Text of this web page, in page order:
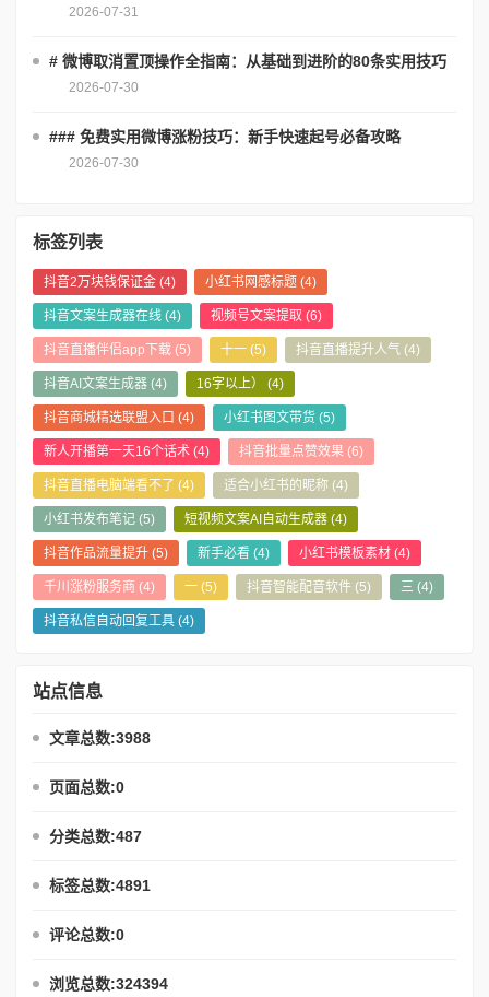
2026-07-31
# 微博取消置顶操作全指南：从基础到进阶的80条实用技巧
2026-07-30
### 免费实用微博涨粉技巧：新手快速起号必备攻略
2026-07-30
标签列表
抖音2万块钱保证金 (4) 小红书网感标题 (4)
抖音文案生成器在线 (4) 视频号文案提取 (6)
抖音直播伴侣app下载 (5) 十一 (5) 抖音直播提升人气 (4)
抖音AI文案生成器 (4) 16字以上） (4)
抖音商城精选联盟入口 (4) 小红书图文带货 (5)
新人开播第一天16个话术 (4) 抖音批量点赞效果 (6)
抖音直播电脑端看不了 (4) 适合小红书的昵称 (4)
小红书发布笔记 (5) 短视频文案AI自动生成器 (4)
抖音作品流量提升 (5) 新手必看 (4) 小红书模板素材 (4)
千川涨粉服务商 (4) 一 (5) 抖音智能配音软件 (5) 三 (4)
抖音私信自动回复工具 (4)
站点信息
文章总数:3988
页面总数:0
分类总数:487
标签总数:4891
评论总数:0
浏览总数:324394